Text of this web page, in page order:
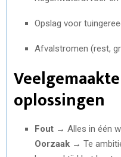
Opslag voor
Afvalstromen (rest,
oplossingen
Fout → Alles in één
Oorzaak → Te